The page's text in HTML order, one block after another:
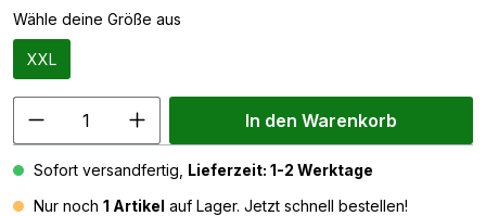
Wähle deine Größe aus
XXL
In den Warenkorb
Sofort versandfertig, Lieferzeit: 1-2 Werktage
Nur noch 1 Artikel auf Lager. Jetzt schnell bestellen!